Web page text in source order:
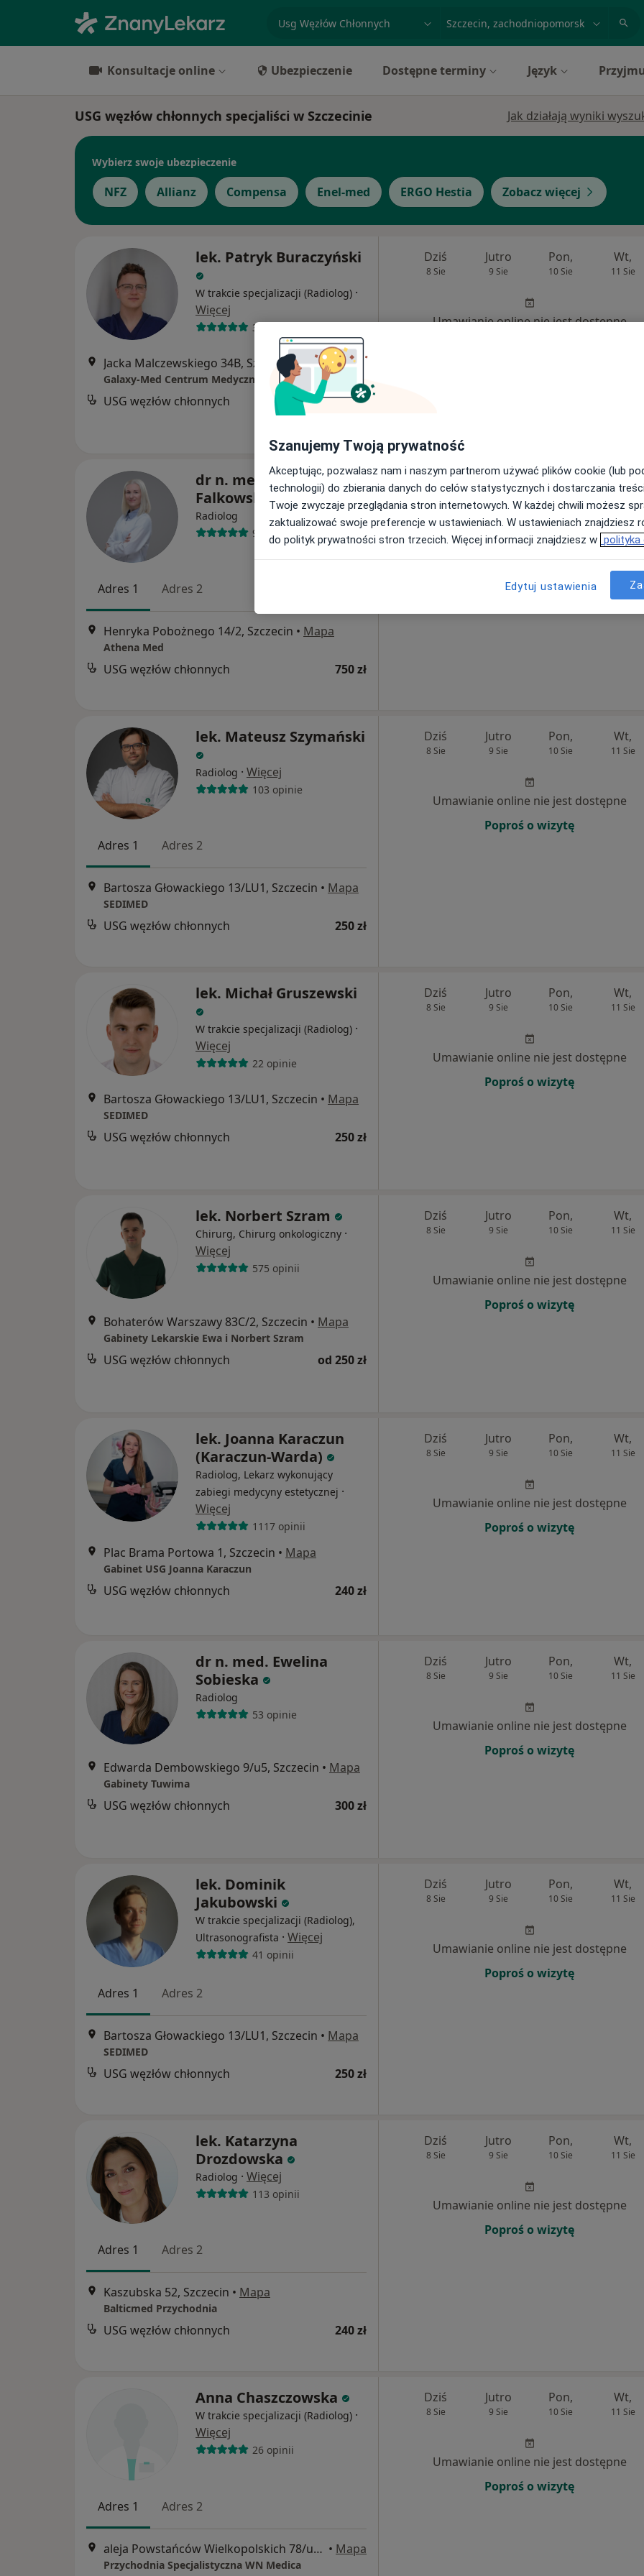
specjalizacja, badanie lub nazwisko
Konsultacje online Ubezpieczenie Dostępne terminy Język
USG węzłów chłonnych specjaliści w Szczecinie Jak działają wyniki
Wybierz swoje ubezpieczenie
NFZ Allianz Compensa Enel-med ERGO Hestia Zobacz więcej
lek. Patryk Buraczyński
W trakcie specjalizacji (Radiolog) ·
Więcej
33 opinie
Jacka Malczewskiego 34B, Szczecin •Mapa
Galaxy-Med Centrum Medyczne
USG węzłów chłonnych 250 zł
Dziś
8 Sie
Jutro
9 Sie
Pon,
10 Sie
Wt,
11 Sie
Umawianie online nie jest dostępne
dr n. med. Anna
Falkowska-Śliwa
Radiolog
95 opinii
Adres 1 Adres 2
Henryka Pobożnego 14/2, Szczecin • Mapa
Athena Med
USG węzłów chłonnych 750 zł
Dziś
8 Sie
Jutro
9 Sie
Pon,
10 Sie
Wt,
11 Sie
Umawianie online nie jest dostępne
lek. Mateusz Szymański
Radiolog · Więcej
103 opinie
Adres 1 Adres 2
Bartosza Głowackiego 13/LU1, Szczecin • Mapa
SEDIMED
USG węzłów chłonnych 250 zł
Dziś
8 Sie
Jutro
9 Sie
Pon,
10 Sie
Wt,
11 Sie
Umawianie online nie jest dostępne
Poproś o wizytę
lek. Michał Gruszewski
W trakcie specjalizacji (Radiolog) ·
Więcej
22 opinie
Bartosza Głowackiego 13/LU1, Szczecin • Mapa
SEDIMED
USG węzłów chłonnych 250 zł
Dziś
8 Sie
Jutro
9 Sie
Pon,
10 Sie
Wt,
11 Sie
Umawianie online nie jest dostępne
Poproś o wizytę
lek. Norbert Szram
Chirurg, Chirurg onkologiczny ·
Więcej
575 opinii
Bohaterów Warszawy 83C/2, Szczecin • Mapa
Gabinety Lekarskie Ewa i Norbert Szram
USG węzłów chłonnych od 250 zł
Dziś
8 Sie
Jutro
9 Sie
Pon,
10 Sie
Wt,
11 Sie
Umawianie online nie jest dostępne
Poproś o wizytę
lek. Joanna Karaczun
(Karaczun-Warda)
Radiolog, Lekarz wykonujący
zabiegi medycyny estetycznej ·
Więcej
1117 opinii
Plac Brama Portowa 1, Szczecin • Mapa
Gabinet USG Joanna Karaczun
USG węzłów chłonnych 240 zł
Dziś
8 Sie
Jutro
9 Sie
Pon,
10 Sie
Wt,
11 Sie
Umawianie online nie jest dostępne
Poproś o wizytę
dr n. med. Ewelina
Sobieska
Radiolog
53 opinie
Edwarda Dembowskiego 9/u5, Szczecin • Mapa
Gabinety Tuwima
USG węzłów chłonnych 300 zł
Dziś
8 Sie
Jutro
9 Sie
Pon,
10 Sie
Wt,
11 Sie
Umawianie online nie jest dostępne
Poproś o wizytę
lek. Dominik
Jakubowski
W trakcie specjalizacji (Radiolog),
Ultrasonografista · Więcej
41 opinii
Adres 1 Adres 2
Bartosza Głowackiego 13/LU1, Szczecin • Mapa
SEDIMED
USG węzłów chłonnych 250 zł
Dziś
8 Sie
Jutro
9 Sie
Pon,
10 Sie
Wt,
11 Sie
Umawianie online nie jest dostępne
Poproś o wizytę
lek. Katarzyna
Drozdowska
Radiolog · Więcej
113 opinii
Adres 1 Adres 2
Kaszubska 52, Szczecin • Mapa
Balticmed Przychodnia
USG węzłów chłonnych 240 zł
Dziś
8 Sie
Jutro
9 Sie
Pon,
10 Sie
Wt,
11 Sie
Umawianie online nie jest dostępne
Poproś o wizytę
Anna Chaszczowska
W trakcie specjalizacji (Radiolog) ·
Więcej
26 opinii
Adres 1 Adres 2
aleja Powstańców Wielkopolskich 78/u3, Szczecin • Mapa
Przychodnia Specjalistyczna WN Medica
Dziś
8 Sie
Jutro
9 Sie
Pon,
10 Sie
Wt,
11 Sie
Umawianie online nie jest dostępne
Poproś o wizytę
Szanujemy Twoją prywatność
Akceptując, pozwalasz nam i naszym partnerom używać plików cookie (lub
technologii) do zbierania danych do celów statystycznych i dostarczania
Twoje zwyczaje przeglądania stron internetowych. W każdej chwili możesz
zaktualizować swoje preferencje w ustawieniach. W ustawieniach znajdziesz
do polityk prywatności stron trzecich. Więcej informacji znajdziesz w polityka
Edytuj ustawienia